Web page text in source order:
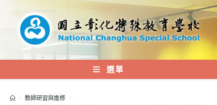
內
選單
> 教師研習與進修 >